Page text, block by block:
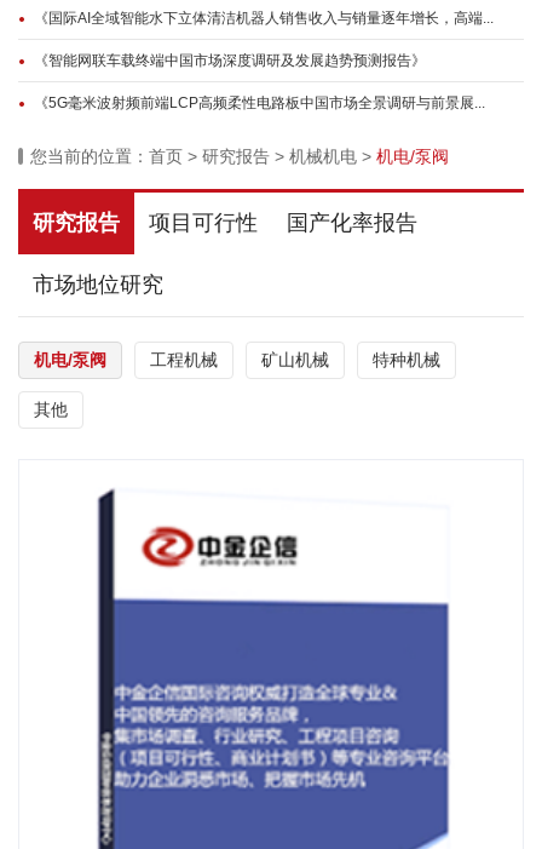
《国际AI全域智能水下立体清洁机器人销售收入与销量逐年增长，高端...
《智能网联车载终端中国市场深度调研及发展趋势预测报告》
《5G毫米波射频前端LCP高频柔性电路板中国市场全景调研与前景展...
您当前的位置： 首页 > 研究报告 > 机械机电 > 机电/泵阀
研究报告 项目可行性 国产化率报告
市场地位研究
机电/泵阀 工程机械 矿山机械 特种机械
其他